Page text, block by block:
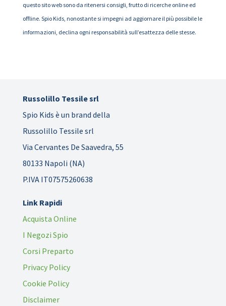
questo sito web sono da ritenersi consigli, frutto di ricerche online ed
offline. Spio Kids, nonostante si impegni ad aggiornare il più possibile le
informazioni, declina ogni responsabilità sull’esattezza delle stesse.
Russolillo Tessile srl
Spio Kids è un brand della
Russolillo Tessile srl
Via Cervantes De Saavedra, 55
80133 Napoli (NA)
P.IVA IT07575260638
Link Rapidi
Acquista Online
I Negozi Spio
Corsi Preparto
Privacy Policy
Cookie Policy
Disclaimer